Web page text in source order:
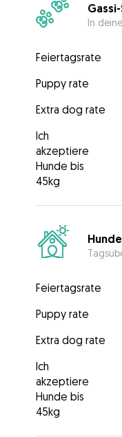
In
Feiertagsrate
Puppy rate
Extra dog rate
Ich
akzeptiere
Hunde bis
45kg
Feiertagsrate
Puppy rate
Extra dog rate
Ich
akzeptiere
Hunde bis
45kg